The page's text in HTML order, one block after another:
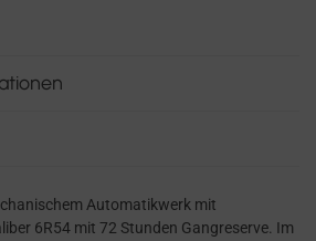
Automatikwerk mit
6R54 mit 72 Stunden Gangreserve. Im